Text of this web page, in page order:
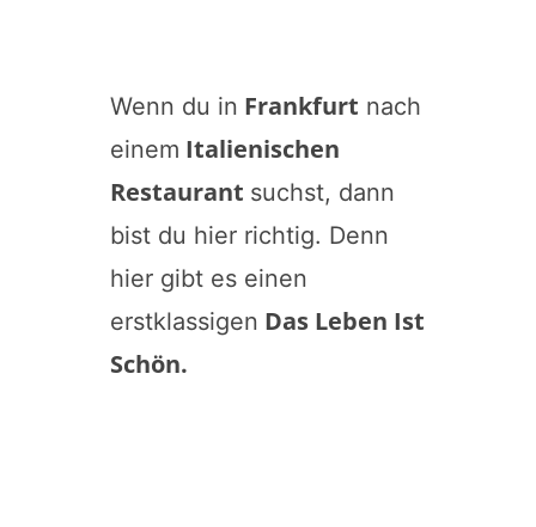
Wenn du in Frankfurt nach
einem Italienischen
Restaurant suchst, dann
bist du hier richtig. Denn
hier gibt es einen
erstklassigen Das Leben Ist
Schön.